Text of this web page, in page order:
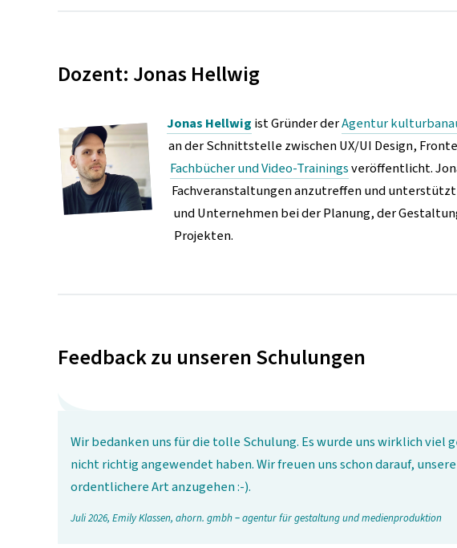
Dozent: Jonas Hellwig
Jonas Hellwig ist Gründer derAgentur
an der Schnittstelle zwischen UX/UI Design,
Fachbücher und Video-Trainingsveröffentlicht.
Fachveranstaltungen anzutreffen und
und Unternehmen bei der Planung, der
Projekten.
Feedback zu unseren Schulungen
Wir bedanken uns für die tolle Schulung. Es wurde uns wirklich viel
nicht richtig angewendet haben. Wir freuen uns schon darauf,
ordentlichere Art anzugehen :-).
Juli 2026, Emily Klassen, ahorn. gmbh – agentur für gestaltung und medienproduktion